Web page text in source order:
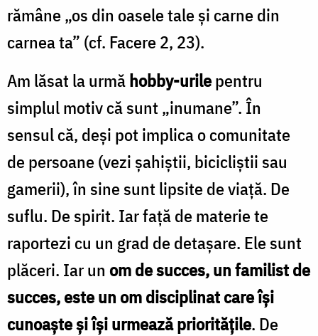
rămâne „os din oasele tale şi carne din
carnea ta” (cf. Facere 2, 23).
Am lăsat la urmăhobby-urilepentru
simplul motiv că sunt „inumane”. În
sensul că, deşi pot implica o comunitate
de persoane (vezi şahiştii, bicicliştii sau
gamerii), în sine sunt lipsite de viaţă. De
suflu. De spirit. Iar faţă de materie te
raportezi cu un grad de detaşare. Ele sunt
plăceri. Iar un om de succes, un familist de
succes, este un om disciplinat care îşi
cunoaşte şi îşi urmează priorităţile. De